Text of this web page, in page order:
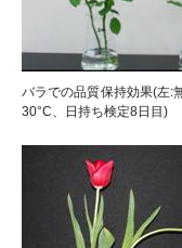
バラでの品質保持効果(左:
30°C、日持ち検定8日目)